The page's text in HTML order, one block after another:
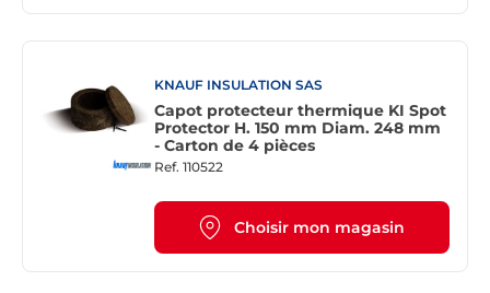
KNAUF INSULATION SAS
Capot protecteur thermique KI Spot
Protector H. 150 mm Diam. 248 mm
- Carton de 4 pièces
Ref. 110522
Choisir mon magasin